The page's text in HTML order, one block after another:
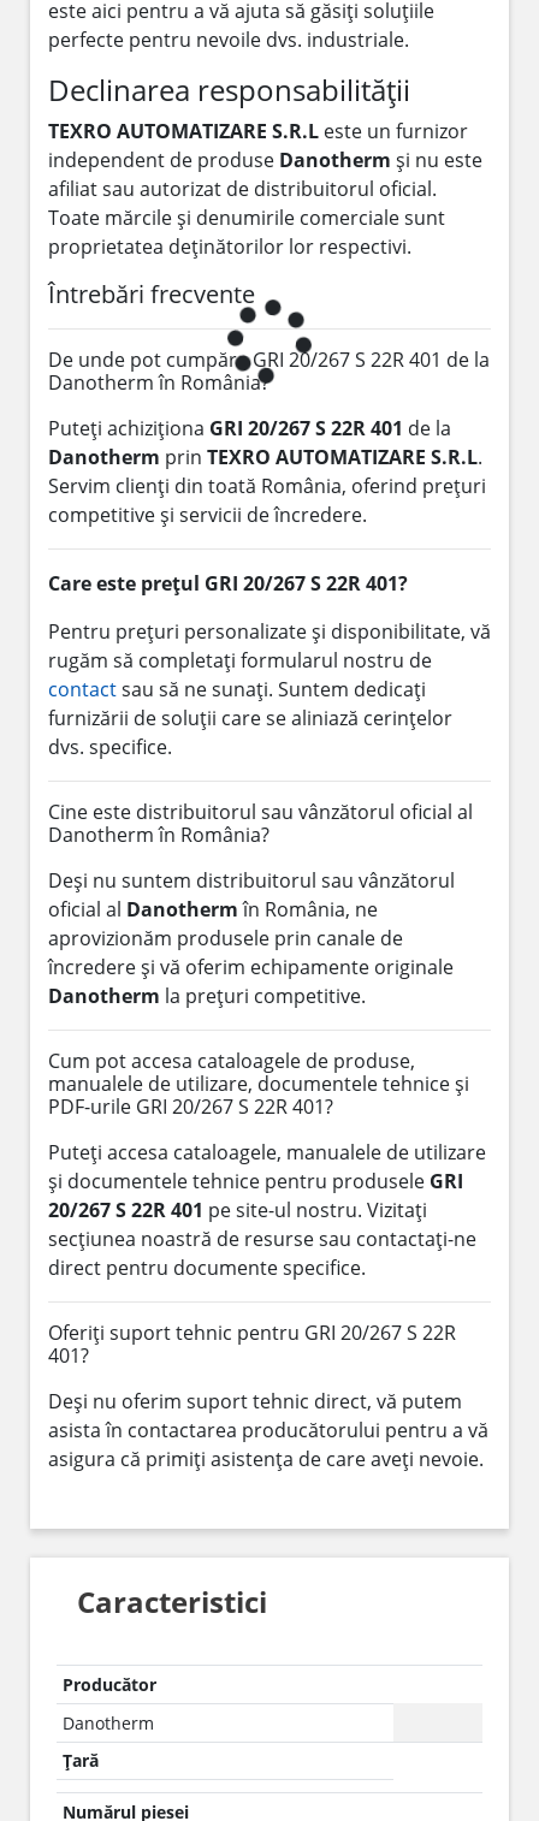
este aici pentru a vă ajuta să găsiți soluțiile
perfecte pentru nevoile dvs. industriale.
Declinarea responsabilității
TEXRO AUTOMATIZARE S.R.L este un furnizor
independent de produse Danotherm și nu este
afiliat sau autorizat de distribuitorul oficial.
Toate mărcile și denumirile comerciale sunt
proprietatea deținătorilor lor respectivi.
Întrebări frecvente
De unde pot cumpăra GRI 20/267 S 22R 401 de la
Danotherm în România?
Puteți achiziționa GRI 20/267 S 22R 401 de la
Danotherm prin TEXRO AUTOMATIZARE S.R.L.
Servim clienți din toată România, oferind prețuri
competitive și servicii de încredere.
Care este prețul GRI 20/267 S 22R 401?
Pentru prețuri personalizate și disponibilitate, vă
rugăm să completați formularul nostru de
contactsau să ne sunați. Suntem dedicați
furnizării de soluții care se aliniază cerințelor
dvs. specifice.
Cine este distribuitorul sau vânzătorul oficial al
Danotherm în România?
Deși nu suntem distribuitorul sau vânzătorul
oficial al Danothermîn România, ne
aprovizionăm produsele prin canale de
încredere și vă oferim echipamente originale
Danotherm la prețuri competitive.
Cum pot accesa cataloagele de produse,
manualele de utilizare, documentele tehnice și
PDF-urile GRI 20/267 S 22R 401?
Puteți accesa cataloagele, manualele de utilizare
și documentele tehnice pentru produsele GRI
20/267 S 22R 401 pe site-ul nostru. Vizitați
secțiunea noastră de resurse sau contactați-ne
direct pentru documente specifice.
Oferiți suport tehnic pentru GRI 20/267 S 22R
401?
Deși nu oferim suport tehnic direct, vă putem
asista în contactarea producătorului pentru a vă
asigura că primiți asistența de care aveți nevoie.
Caracteristici
Producător
Danotherm
Țară
Numărul piesei